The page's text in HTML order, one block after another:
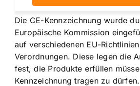
Die CE-Kennzeichnung wurde
Europäische Kommission
auf verschiedenen EU-
Verordnungen. Diese legen die
fest, die Produkte erfüllen
Kennzeichnung tragen zu